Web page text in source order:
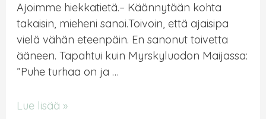
Ajoimme hiekkatietä.– Käännytään kohta
takaisin, mieheni sanoi.Toivoin, että ajaisipa
vielä vähän eteenpäin. En sanonut toivetta
ääneen. Tapahtui kuin Myrskyluodon Maijassa:
”Puhe turhaa on ja …
Kukka
Lue lisää »